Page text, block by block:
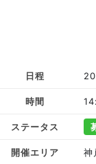
日程
時間
ステータス
開催エリア 神